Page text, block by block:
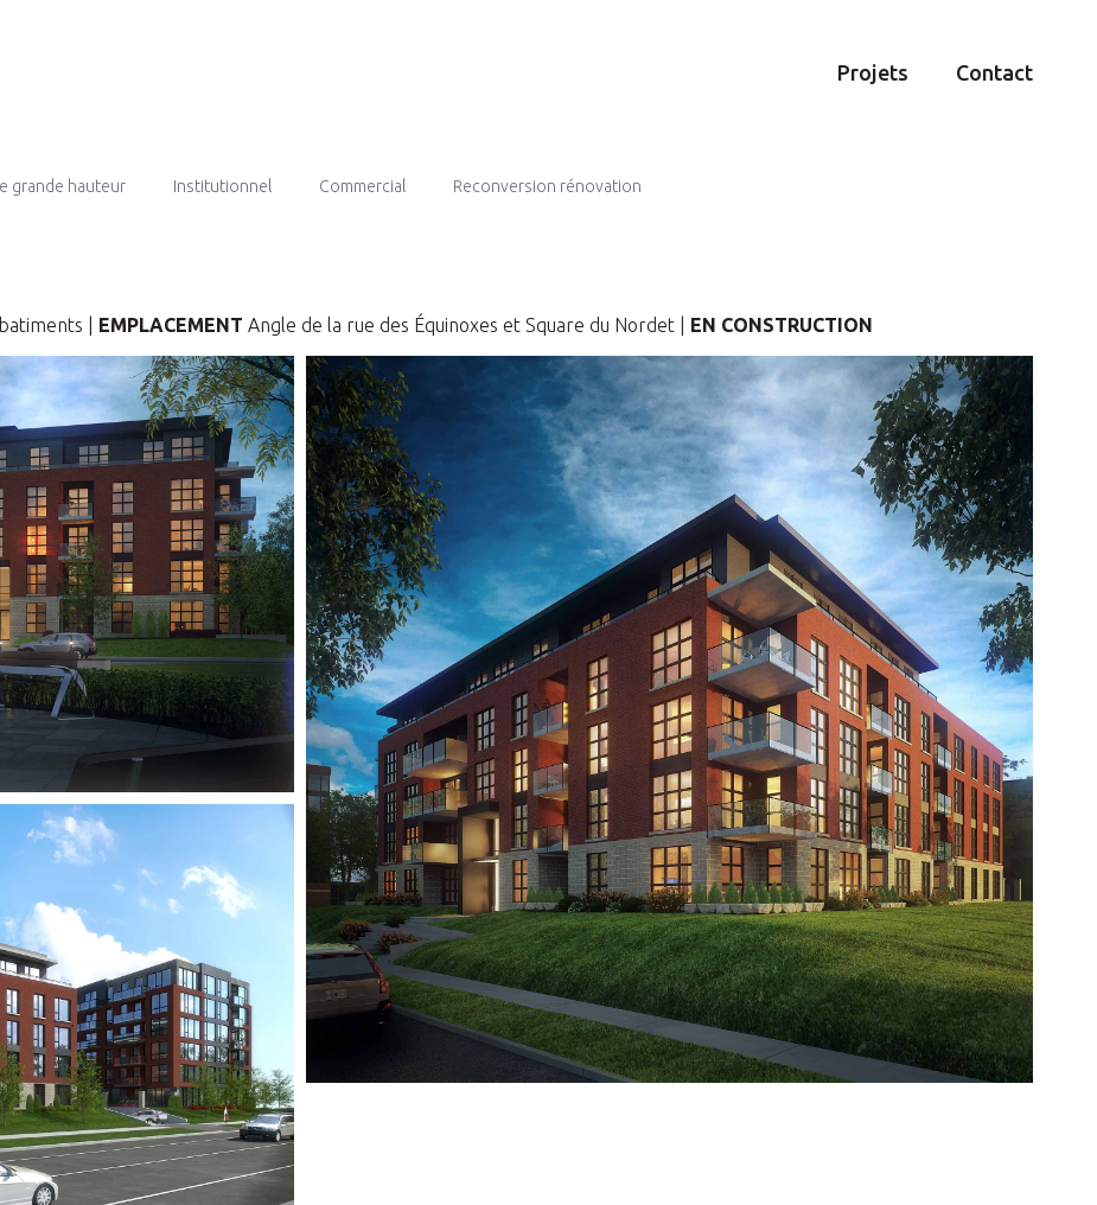
Projets Contact
grande hauteur Institutionnel Commercial Reconversion rénovation
| EMPLACEMENT Angle de la rue des Équinoxes et Square du Nordet | EN CONSTRUCTION